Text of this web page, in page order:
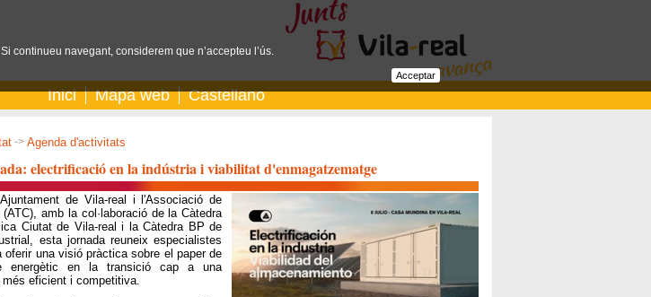
Inici Mapa web Castellano
-> Agenda d'activitats
electrificació en la indústria i viabilitat d'enmagatzematge
de Vila-real i l'Associació de
amb la col·laboració de la Càtedra
Ciutat de Vila-real i la Càtedra BP de
esta jornada reuneix especialistes
oferir una visió pràctica sobre el paper de
energètic en la transició cap a una
eficient i competitiva.
continueu navegant, considerem que n’accepteu l’ús.
Acceptar